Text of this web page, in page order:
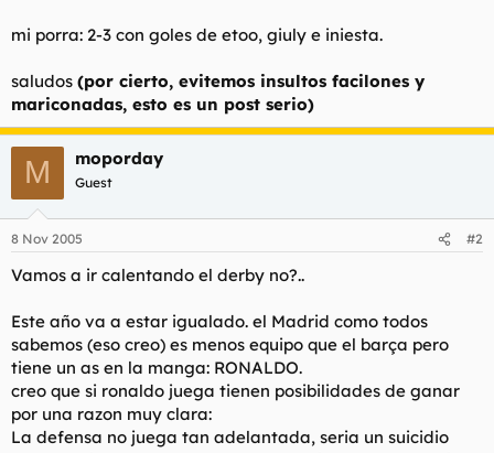
mi porra: 2-3 con goles de etoo, giuly e iniesta.
saludos (por cierto, evitemos insultos facilones y
mariconadas, esto es un post serio)
M moporday
Guest
8 Nov 2005 #2
Vamos a ir calentando el derby no?..
Este año va a estar igualado. el Madrid como todos
sabemos (eso creo) es menos equipo que el barça pero
tiene un as en la manga: RONALDO.
creo que si ronaldo juega tienen posibilidades de ganar
por una razon muy clara:
La defensa no juega tan adelantada, seria un suicidio